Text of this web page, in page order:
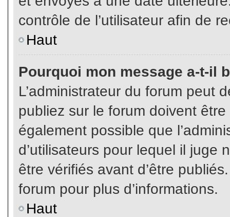
contrôle de l’utilisateur afin de
Haut
Pourquoi mon message a-t-il
L’administrateur du forum peut
publiez sur le forum doivent
également possible que
d’utilisateurs pour lequel il juge
être vérifiés avant d’être
forum pour plus d’informations.
Haut